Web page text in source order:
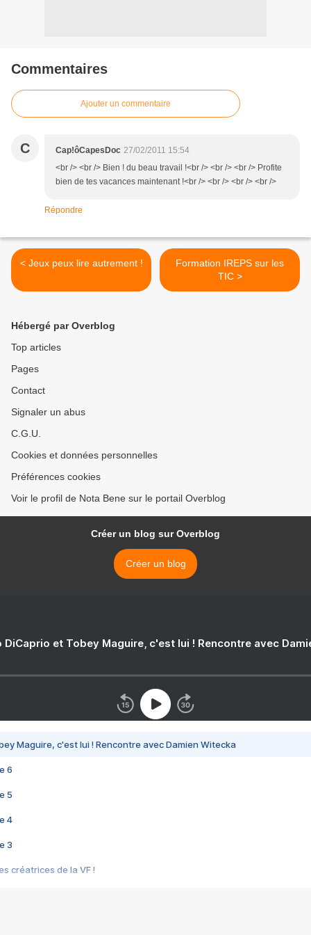
Commentaires
Ajouter un commentaire
C Cap!ôCapesDoc 27/02/2011 15:54
<br /> <br /> Bien ! du beau travail !<br /> <br /> <br /> Profite
bien de tes vacances maintenant !<br /> <br /> <br /> <br />
Répondre
< Jeux peux lire autrement !
Formation IREPS sur les
TIC >
Hébergé par Overblog
Top articles
Pages
Contact
Signaler un abus
C.G.U.
Cookies et données personnelles
Préférences cookies
Voir le profil de Nota Bene sur le portail Overblog
Créer un blog sur Overblog
Créer un blog
DiCaprio et Tobey Maguire, c'est lui ! Rencontre avec
Maguire, c'est lui ! Rencontre avec Damien Witecka
6
5
4
3
créatrices de la VF !